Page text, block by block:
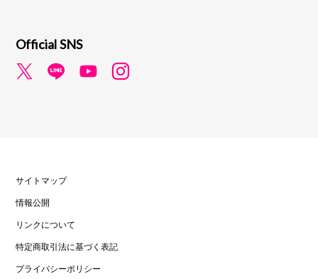
Official SNS
サイトマップ
情報公開
リンクについて
特定商取引法に基づく表記
プライバシーポリシー